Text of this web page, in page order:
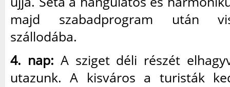
majd szabadprogram után
szállodába.
4. nap: A sziget déli részét
utazunk. A kisváros a turisták